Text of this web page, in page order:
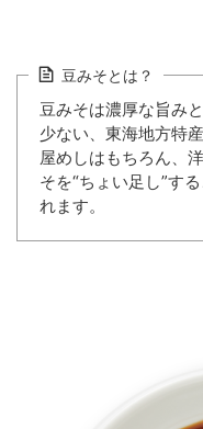
豆みそとは？
豆みそは濃厚な旨み
少ない、東海地方特
屋めしはもちろん、
そを“ちょい足し”す
れます。